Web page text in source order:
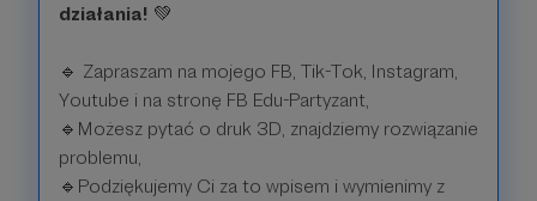
działania! 💚
🔹 Zapraszam na mojego FB, Tik-Tok, Instagram,
Youtube i na stronę FB Edu-Partyzant,
🔹Możesz pytać o druk 3D, znajdziemy rozwiązanie
problemu,
🔹Podziękujemy Ci za to wpisem i wymienimy z